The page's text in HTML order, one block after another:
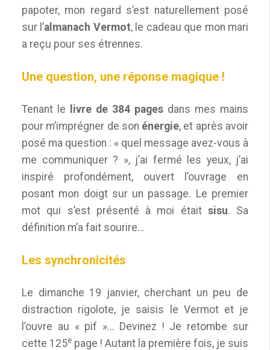
papoter, mon regard s’est naturellement posé
sur l’almanach Vermot, le cadeau que mon mari
a reçu pour ses étrennes.
Une question, une réponse magique !
Tenant le livre de 384 pages dans mes mains
pour m’imprégner de son énergie, et après avoir
posé ma question : « quel message avez-vous à
me communiquer ? », j’ai fermé les yeux, j’ai
inspiré profondément, ouvert l’ouvrage en
posant mon doigt sur un passage. Le premier
mot qui s’est présenté à moi était sisu. Sa
définition m’a fait sourire…
Les synchronicités
Le dimanche 19 janvier, cherchant un peu de
distraction rigolote, je saisis le Vermot et je
l’ouvre au « pif »… Devinez ! Je retombe sur
cette 125e page ! Autant la première fois, je suis